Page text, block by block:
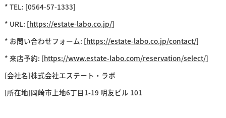
* TEL: [0564-57-1333]
* URL: [https://estate-labo.co.jp/]
* お問い合わせフォーム: [https://estate-labo.co.jp/contact/]
* 来店予約: [https://www.estate-labo.com/reservation/select/]
[会社名]株式会社エステート・ラボ
[所在地]岡崎市上地6丁目1-19 明友ビル 101